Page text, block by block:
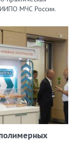
МЧС России.